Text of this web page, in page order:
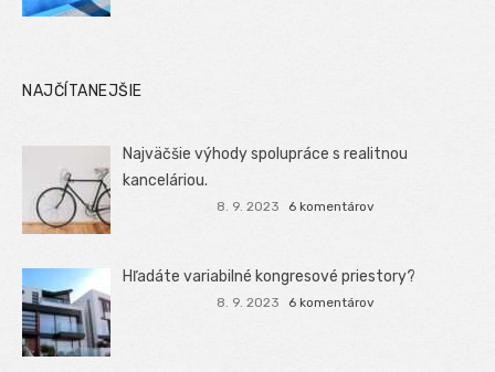
NAJČÍTANEJŠIE
Najväčšie výhody spolupráce s realitnou
kanceláriou.
8. 9. 2023 6 komentárov
Hľadáte variabilné kongresové priestory?
8. 9. 2023 6 komentárov